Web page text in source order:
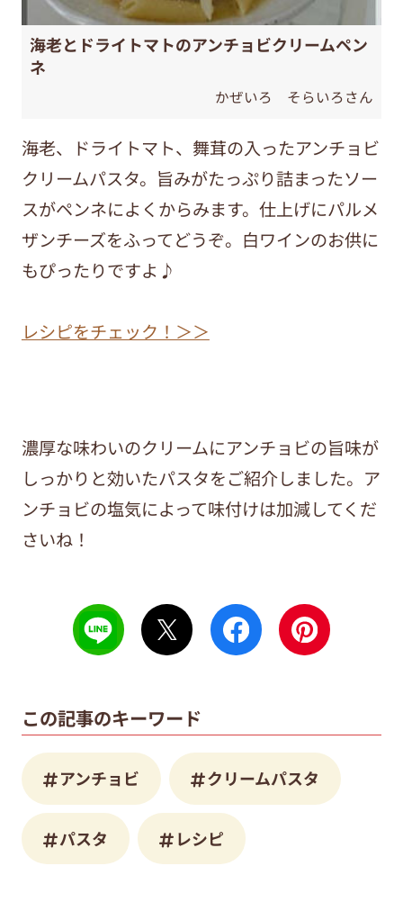
海老とドライトマトのアンチョビクリームペン
ネ
かぜいろ そらいろさん
海老、ドライトマト、舞茸の入ったアンチョビ
クリームパスタ。旨みがたっぷり詰まったソー
スがペンネによくからみます。仕上げにパルメ
ザンチーズをふってどうぞ。白ワインのお供に
もぴったりですよ♪
レシピをチェック！＞＞
濃厚な味わいのクリームにアンチョビの旨味が
しっかりと効いたパスタをご紹介しました。ア
ンチョビの塩気によって味付けは加減してくだ
さいね！
この記事のキーワード
アンチョビ クリームパスタ
パスタ レシピ